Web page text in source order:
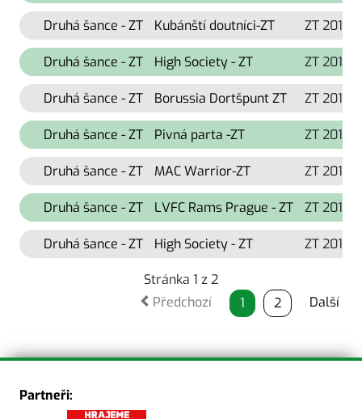
Druhá šance - ZT Kubánští doutníci-ZT ZT 2019
Druhá šance - ZT High Society - ZT ZT 2019
Druhá šance - ZT Borussia Dortšpunt ZT ZT 2019
Druhá šance - ZT Pivná parta -ZT ZT 2018
Druhá šance - ZT MAC Warrior-ZT ZT 2018
Druhá šance - ZT LVFC Rams Prague - ZT ZT 2018
Druhá šance - ZT High Society - ZT ZT 2018
Stránka 1 z 2
Předchozí
1 2 Další
Partneři: